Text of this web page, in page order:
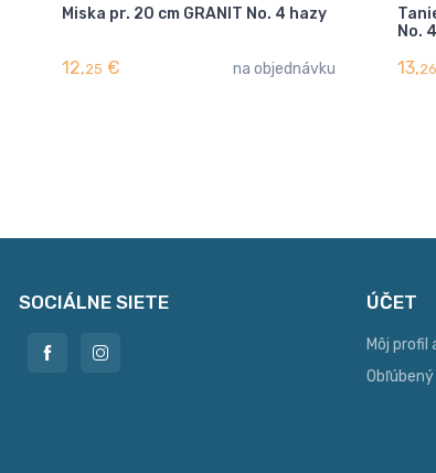
Miska pr. 20 cm GRANIT No. 4 hazy
12,25 € na objednávku
No.
13,26
SOCIÁLNE SIETE ÚČET
Môj profil